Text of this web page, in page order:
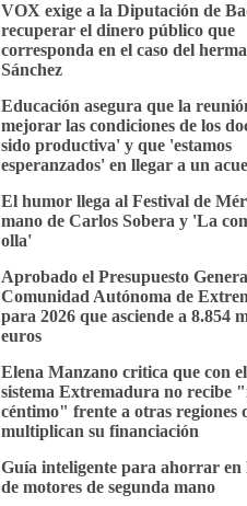
VOX exige a la Diputación de
recuperar el dinero público que
corresponda en el caso del
Sánchez
Educación asegura que la
mejorar las condiciones de los
sido productiva' y que 'estamos
esperanzados' en llegar a un
El humor llega al Festival de
mano de Carlos Sobera y 'La
olla'
Aprobado el Presupuesto
Comunidad Autónoma de
para 2026 que asciende a 8.854
euros
Elena Manzano critica que con
sistema Extremadura no recibe
céntimo" frente a otras regiones
multiplican su financiación
Guía inteligente para ahorrar en
de motores de segunda mano